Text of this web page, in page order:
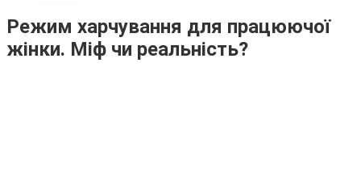
Режим харчування для працюючої
жінки. Міф чи реальність?